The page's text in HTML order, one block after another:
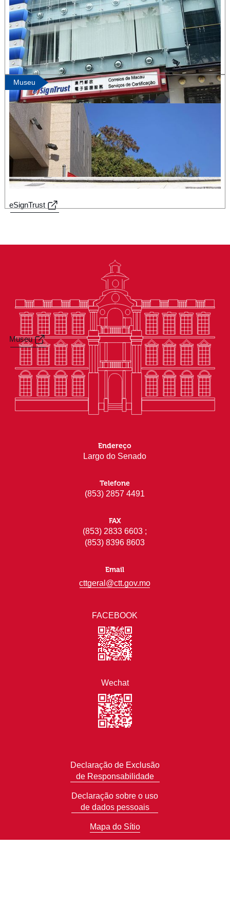
eSignTrust
Museu
Museu
Declaração de Exclusão
de Responsabilidade
Declaração sobre o uso
de dados pessoais
Mapa do Sítio
FACEBOOK
Wechat
Endereço
Largo do Senado
Telefone
(853) 2857 4491
FAX
(853) 2833 6603 ;
(853) 8396 8603
Email
cttgeral@ctt.gov.mo